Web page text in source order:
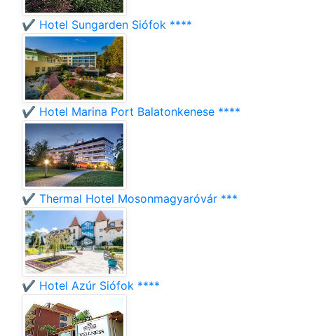
✔️ Hotel Sungarden Siófok ****
✔️ Hotel Marina Port Balatonkenese ****
✔️ Thermal Hotel Mosonmagyaróvár ***
✔️ Hotel Azúr Siófok ****